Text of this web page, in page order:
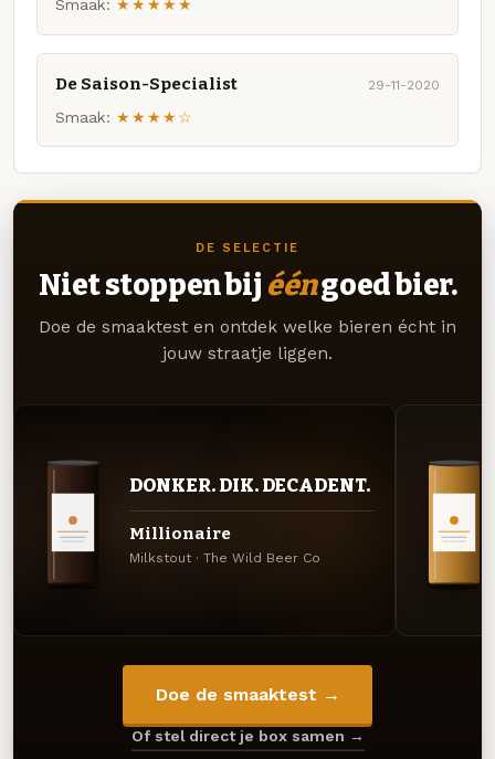
Smaak: ★★★★★
De Saison-Specialist 29-11-2020
Smaak: ★★★★☆
DE SELECTIE
Niet stoppen bij ééngoed bier.
Doe de smaaktest en ontdek welke bieren écht in
jouw straatje liggen.
DONKER. DIK. DECADENT.
Millionaire
Milkstout · The Wild Beer Co
Doe de smaaktest →
Of stel direct je box samen →